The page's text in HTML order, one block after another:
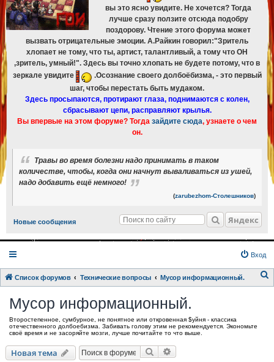
вы это ясно увидите. Не хочется? Тогда
лучше сразу ползите отсюда подобру
поздорову. Чтение этого форума может
вызвать отрицательные эмоции. А.Райкин говорил:"Зритель
хлопает не тому, что ты, артист, талантливый, а тому что ОН
,зритель, умный!". Здесь вы точно хлопать не будете потому, что в
зеркале увидите
.Осознание своего долбоёбизма, - это первый
шаг, чтобы перестать быть мудаком.
Здесь просыпаются, протирают глаза, поднимаются с колен,
сбрасывают цепи, расправляют крылья.
Вы впервые на этом форуме? Тогда зайдите сюда, узнаете о чем
он.
Травы во время болезни надо принимать в таком
количестве, чтобы, когда они начнут вываливаться из ушей,
надо добавить ещё немного!
(zarubezhom-Столешников)
Новые сообщения Яндекс
Вход
Список форумов Технические вопросы Мусор информационный.
Мусор информационный.
Второстепенное, сумбурное, не понятное или откровенная $уйня - классика
отечественного долбоебизма. Забивать голову этим не рекомендуется. Экономьте
своё время и не засоряйте мозги, лучше почитайте то что выше.
Новая тема Поиск